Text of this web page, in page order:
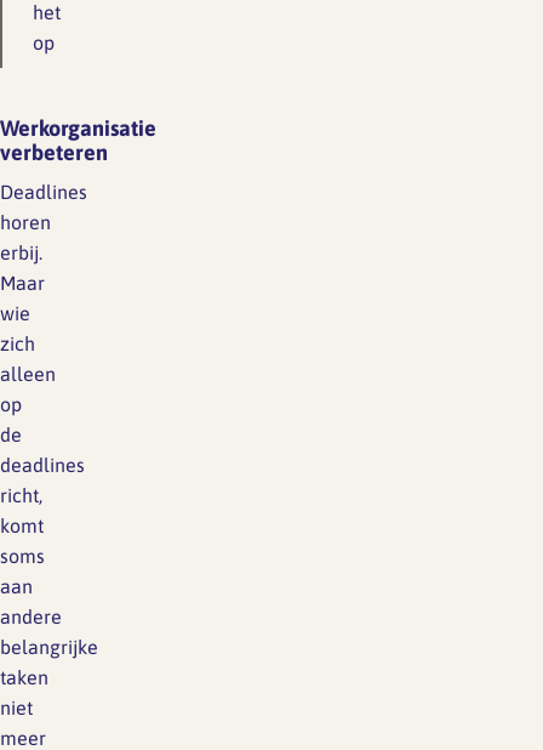
het
op
Werkorganisatie
verbeteren
Deadlines
horen
erbij.
Maar
wie
zich
alleen
op
de
deadlines
richt,
komt
soms
aan
andere
belangrijke
taken
niet
meer